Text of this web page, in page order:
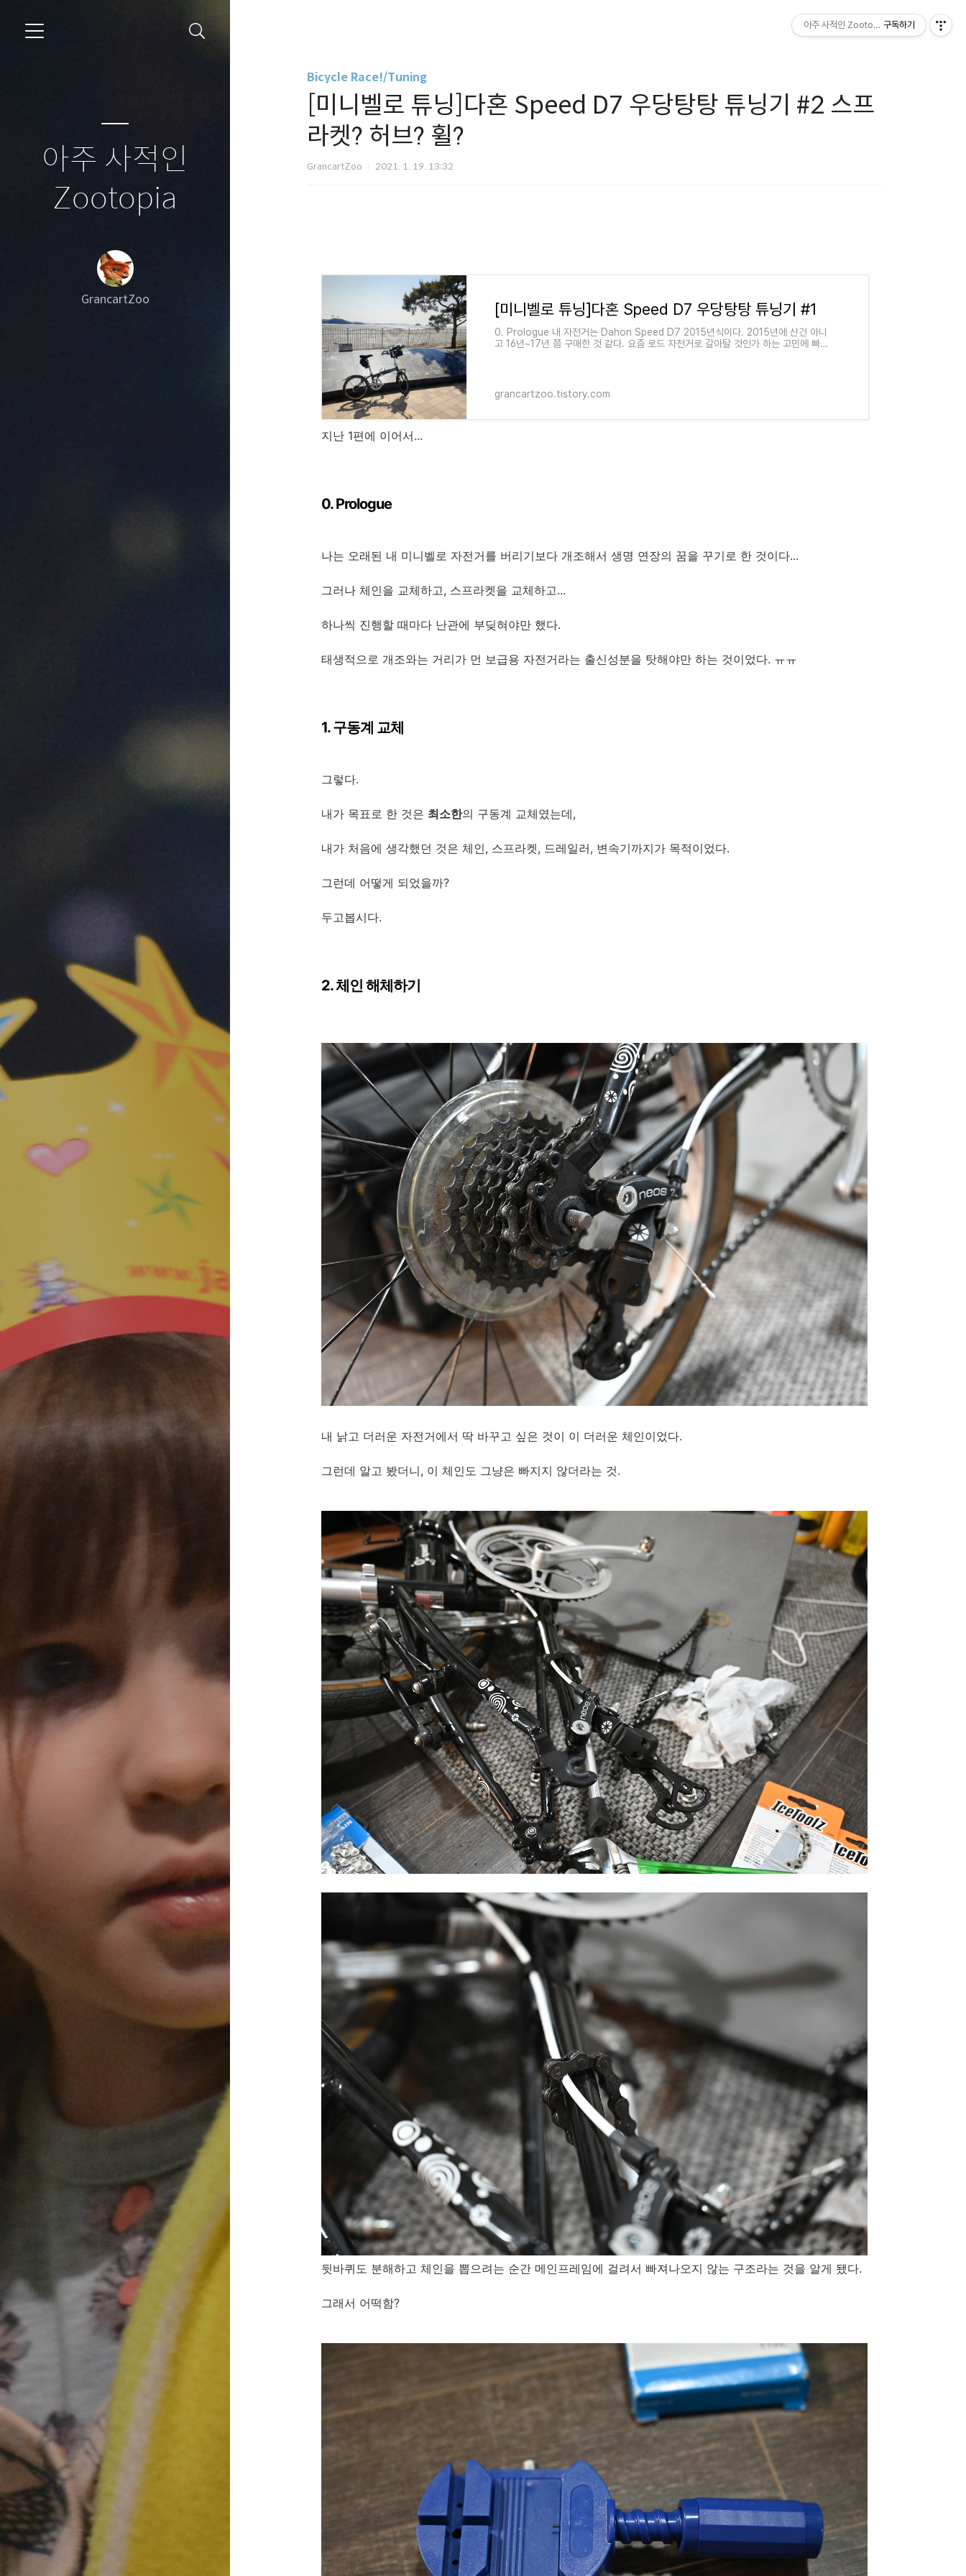
아주 사적인
Zootopia
GrancartZoo
Bicycle Race!/Tuning
[미니벨로 튜닝]다혼 Speed D7 우당탕탕 튜닝기 #2 스프
라켓? 허브? 휠?
GrancartZoo 2021. 1. 19. 13:32
[미니벨로 튜닝]다혼 Speed D7 우당탕탕 튜닝기 #1
0. Prologue 내 자전거는 Dahon Speed D7 2015년식이다. 2015년에 산건 아니
고 16년~17년 쯤 구매한 것 같다. 요즘 로드 자전거로 갈아탈 것인가 하는 고민에 빠져
grancartzoo.tistory.com
지난 1편에 이어서...
0. Prologue
나는 오래된 내 미니벨로 자전거를 버리기보다 개조해서 생명 연장의 꿈을 꾸기로 한 것이다...
그러나 체인을 교체하고, 스프라켓을 교체하고...
하나씩 진행할 때마다 난관에 부딪혀야만 했다.
태생적으로 개조와는 거리가 먼 보급용 자전거라는 출신성분을 탓해야만 하는 것이었다. ㅠㅠ
1. 구동계 교체
그렇다.
내가 목표로 한 것은 최소한의 구동계 교체였는데,
내가 처음에 생각했던 것은 체인, 스프라켓, 드레일러, 변속기까지가 목적이었다.
그런데 어떻게 되었을까?
두고봅시다.
2. 체인 해체하기
내 낡고 더러운 자전거에서 딱 바꾸고 싶은 것이 이 더러운 체인이었다.
그런데 알고 봤더니, 이 체인도 그냥은 빠지지 않더라는 것.
뒷바퀴도 분해하고 체인을 뽑으려는 순간 메인프레임에 걸려서 빠져나오지 않는 구조라는 것을 알게 됐다.
그래서 어떡함?
아주 사적인 Zootopia구독하기